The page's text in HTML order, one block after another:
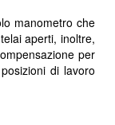
manometro che
aperti, inoltre,
per
di lavoro